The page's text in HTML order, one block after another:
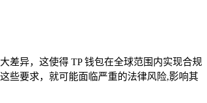
差异，这使得 TP 钱包在全球范围内实现合规
些要求，就可能面临严重的法律风险,影响其